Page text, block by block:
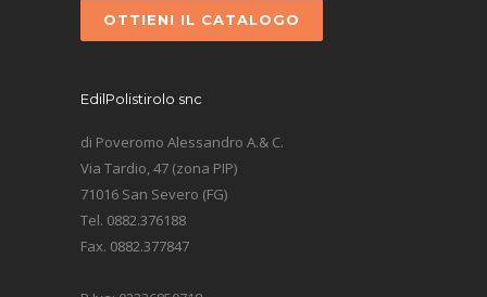
OTTIENI IL CATALOGO
EdilPolistirolo snc
di Poveromo Alessandro A.& C.
Via Tardio, 47 (zona PIP)
71016 San Severo (FG)
Tel. 0882.376188
Fax. 0882.377847